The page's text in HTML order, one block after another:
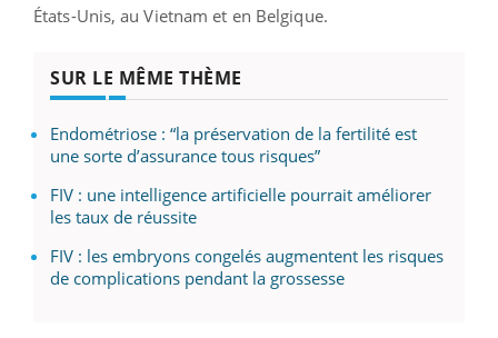
États-Unis, au Vietnam et en Belgique.
SUR LE MÊME THÈME
Endométriose : “la préservation de la fertilité est
une sorte d’assurance tous risques”
FIV : une intelligence artificielle pourrait améliorer
les taux de réussite
FIV : les embryons congelés augmentent les risques
de complications pendant la grossesse